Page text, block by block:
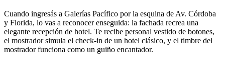
Cuando ingresás a Galerías Pacífico por la esquina de Av. Córdoba
y Florida, lo vas a reconocer enseguida: la fachada recrea una
elegante recepción de hotel. Te recibe personal vestido de botones,
el mostrador simula el check-in de un hotel clásico, y el timbre del
mostrador funciona como un guiño encantador.